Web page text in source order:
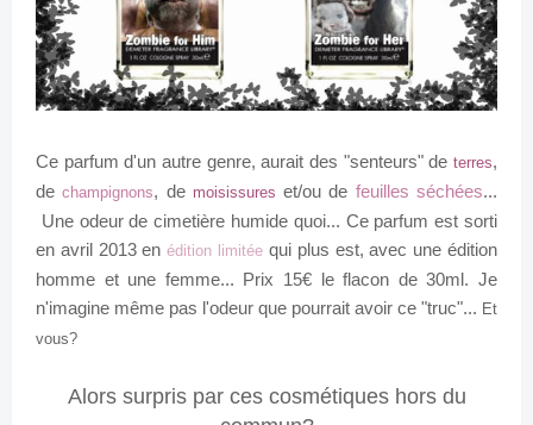
Ce parfum d'un autre genre, aurait des "senteurs" de terres,
dechampignons, de moisissureset/ou de feuilles séchées...
Une odeur de cimetière humide quoi... Ce parfum est sorti
en avril 2013 enédition limitée qui plus est, avec une édition
homme et une femme... Prix 15€ le flacon de 30ml. Je
n'imagine même pas l'odeur que pourrait avoir ce "truc"... Et
vous?
Alors surpris par ces cosmétiques hors du